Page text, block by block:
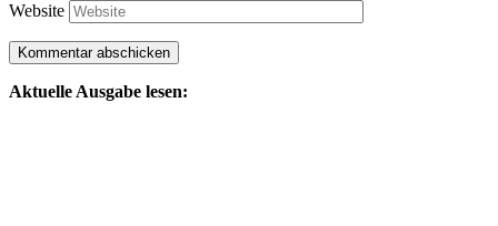
Website
Aktuelle Ausgabe lesen: